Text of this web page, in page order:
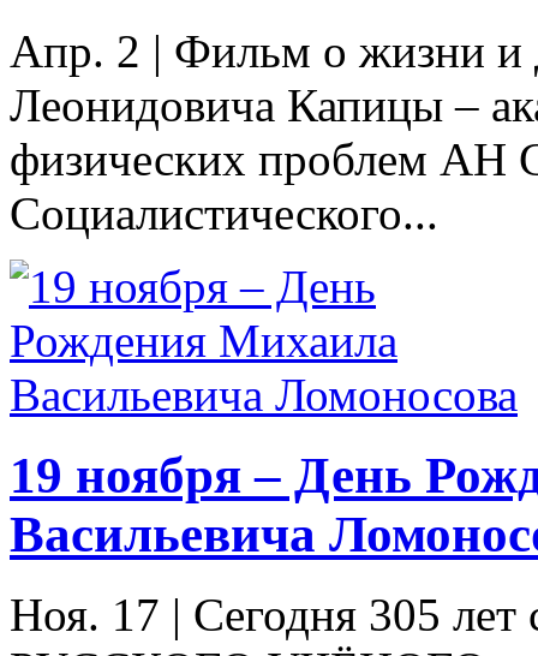
Апр. 2 | Фильм о жизни и
Леонидовича Капицы –
физических проблем АН
Социалистического...
19 ноября – День
Васильевича
Ноя. 17 | Сегодня 305